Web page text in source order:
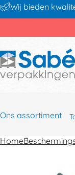
Wij bieden
Ons assortiment
Home